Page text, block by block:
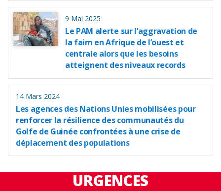
9 Mai 2025
Le PAM alerte sur l’aggravation de
la faim en Afrique de l’ouest et
centrale alors que les besoins
atteignent des niveaux records
14 Mars 2024
Les agences des Nations Unies mobilisées pour
renforcer la résilience des communautés du
Golfe de Guinée confrontées à une crise de
déplacement des populations
URGENCES